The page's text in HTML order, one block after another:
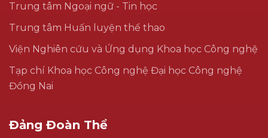
Trung tâm Ngoại ngữ - Tin học
Trung tâm Huấn luyện thể thao
Viện Nghiên cứu và Ứng dụng Khoa học Công nghệ
Tạp chí Khoa học Công nghệ Đại học Công nghệ
Đồng Nai
Đảng Đoàn Thể